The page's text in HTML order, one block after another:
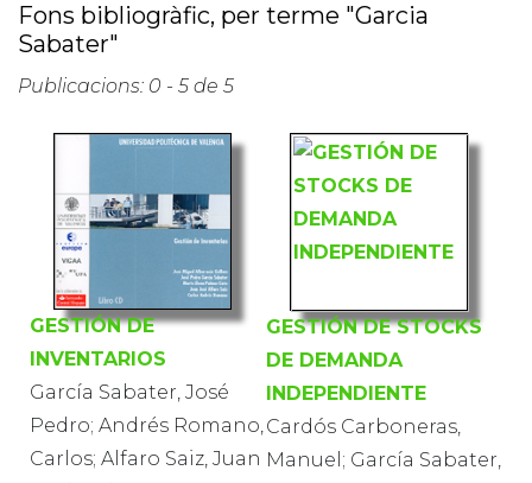
Fons bibliogràfic, per terme "Garcia
Sabater"
Publicacions: 0 - 5 de 5
GESTIÓN DE
INVENTARIOS
García Sabater, José
Pedro; Andrés Romano,
Carlos; Alfaro Saiz, Juan
GESTIÓN DE STOCKS
DE DEMANDA
INDEPENDIENTE
Cardós Carboneras,
Manuel; García Sabater,